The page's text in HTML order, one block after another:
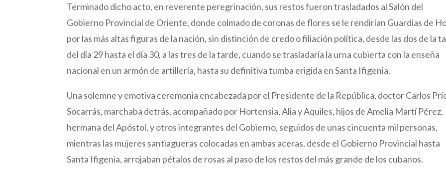
Terminado dicho acto, en reverente peregrinación, sus restos fueron trasladados al Salón del
Gobierno Provincial de Oriente, donde colmado de coronas de flores se le rendirían Guardias de
por las más altas figuras de la nación, sin distinción de credo o filiación política, desde las dos de la
del día 29 hasta el día 30, a las tres de la tarde, cuando se trasladaría la urna cubierta con la enseña
nacional en un armón de artillería, hasta su definitiva tumba erigida en Santa Ifigenia.
Una solemne y emotiva ceremonia encabezada por el Presidente de la República, doctor Carlos
Socarrás, marchaba detrás, acompañado por Hortensia, Alia y Aquiles, hijos de Amelia Martí Pérez,
hermana del Apóstol, y otros integrantes del Gobierno, seguidos de unas cincuenta mil personas,
mientras las mujeres santiagueras colocadas en ambas aceras, desde el Gobierno Provincial hasta
Santa Ifigenia, arrojaban pétalos de rosas al paso de los restos del más grande de los cubanos.